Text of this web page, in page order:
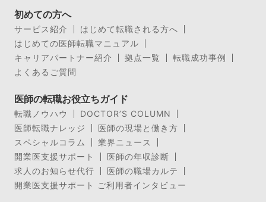
初めての方へ
サービス紹介
はじめて転職される方へ
はじめての医師転職マニュアル
キャリアパートナー紹介
拠点一覧
転職成功事例
よくあるご質問
医師の転職お役立ちガイド
転職ノウハウ
DOCTOR’S COLUMN
医師転職ナレッジ
医師の現場と働き方
スペシャルコラム
業界ニュース
開業医支援サポート
医師の年収診断
求人のお知らせ代行
医師の職場カルテ
開業医支援サポート ご利用者インタビュー